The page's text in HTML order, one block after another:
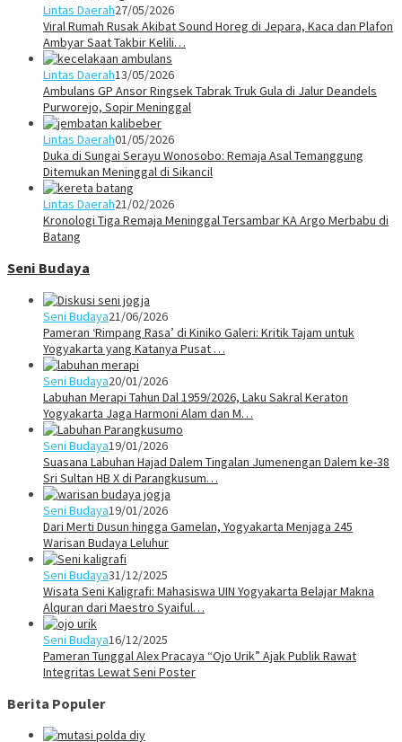
Lintas Daerah27/05/2026
Viral Rumah Rusak Akibat Sound Horeg di Jepara, Kaca dan Plafon
Ambyar Saat Takbir Kelili…
Lintas Daerah13/05/2026
Ambulans GP Ansor Ringsek Tabrak Truk Gula di Jalur Deandels
Purworejo, Sopir Meninggal
Lintas Daerah01/05/2026
Duka di Sungai Serayu Wonosobo: Remaja Asal Temanggung
Ditemukan Meninggal di Sikancil
Lintas Daerah21/02/2026
Kronologi Tiga Remaja Meninggal Tersambar KA Argo Merbabu di
Batang
Seni Budaya
Seni Budaya21/06/2026
Pameran ‘Rimpang Rasa’ di Kiniko Galeri: Kritik Tajam untuk
Yogyakarta yang Katanya Pusat …
Seni Budaya20/01/2026
Labuhan Merapi Tahun Dal 1959/2026, Laku Sakral Keraton
Yogyakarta Jaga Harmoni Alam dan M…
Seni Budaya19/01/2026
Suasana Labuhan Hajad Dalem Tingalan Jumenengan Dalem ke-38
Sri Sultan HB X di Parangkusum…
Seni Budaya19/01/2026
Dari Merti Dusun hingga Gamelan, Yogyakarta Menjaga 245
Warisan Budaya Leluhur
Seni Budaya31/12/2025
Wisata Seni Kaligrafi: Mahasiswa UIN Yogyakarta Belajar Makna
Alquran dari Maestro Syaiful…
Seni Budaya16/12/2025
Pameran Tunggal Alex Pracaya “Ojo Urik” Ajak Publik Rawat
Integritas Lewat Seni Poster
Berita Populer